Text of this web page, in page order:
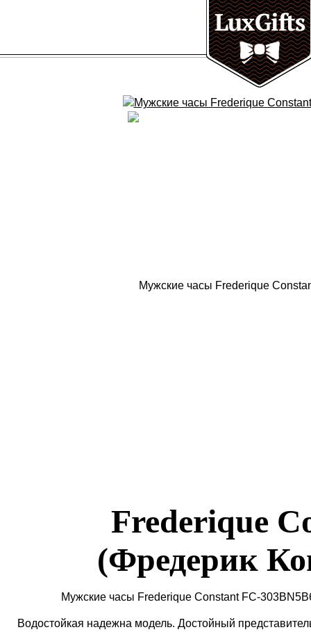
Frederique
(Фредерик
Мужские часы Frederique Constant FC-
Водостойкая надежна модель. Достойный